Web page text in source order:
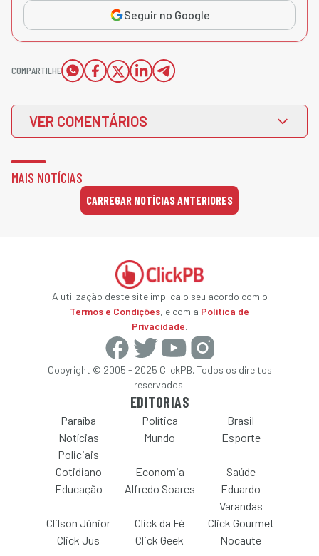
Seguir no Google
COMPARTILHE
VER COMENTÁRIOS
MAIS NOTÍCIAS
CARREGAR NOTÍCIAS ANTERIORES
A utilização deste site implica o seu acordo com o
Termos e Condições, e com a Política de
Privacidade.
Copyright © 2005 - 2025 ClickPB. Todos os direitos
reservados.
EDITORIAS
Paraíba Política
Brasil
Notícias
Policiais
Mundo Esporte
Cotidiano Economia
Saúde
Educação
Alfredo Soares
Eduardo
Varandas
Clilson Júnior
Click da Fé
Click Gourmet
Click Jus
Click Geek Nocaute